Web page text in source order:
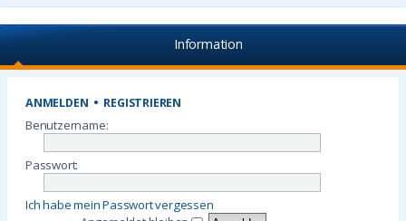
Information
ANMELDEN • REGISTRIEREN
Benutzername:
Passwort:
Ich habe mein Passwort vergessen